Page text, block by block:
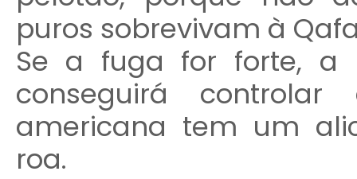
puros sobrevivam à
Se a fuga for forte, a
conseguirá
americana tem um
roa.